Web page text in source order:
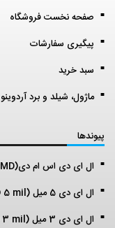
صفحه نخست فروشگاه
پیگیری سفارشات
سبد خرید
ماژول، شیلد و برد آردوینو
پیوندها
ال ای دی اس ام دی(LED SMD)?adtxfo2
ال ای دی 5 میل (LED 5 mil)
ال ای دی 3 میل (LED 3 mil)